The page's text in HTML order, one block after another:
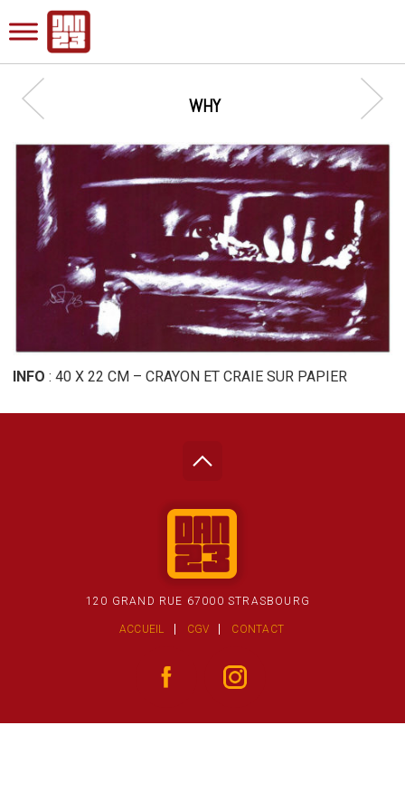
WHY
INFO : 40 X 22 CM – CRAYON ET CRAIE SUR PAPIER
120 GRAND RUE 67000 STRASBOURG
ACCUEIL CGV CONTACT